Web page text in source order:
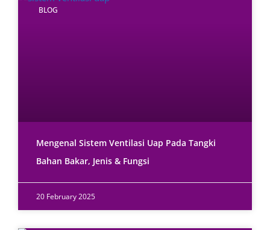
BLOG
Mengenal Sistem Ventilasi Uap Pada Tangki
Bahan Bakar, Jenis & Fungsi
20 February 2025